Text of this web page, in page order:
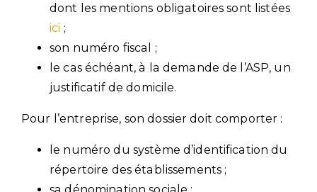
dont les mentions obligatoires sont listées
ici ;
son numéro fiscal ;
le cas échéant, à la demande de l’ASP, un
justificatif de domicile.
Pour l’entreprise, son dossier doit comporter :
le numéro du système d’identification du
répertoire des établissements ;